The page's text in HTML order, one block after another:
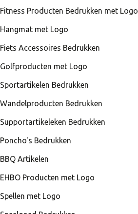
Fitness Producten Bedrukken met Logo
Hangmat met Logo
Fiets Accessoires Bedrukken
Golfproducten met Logo
Sportartikelen Bedrukken
Wandelproducten Bedrukken
Supportartikeleken Bedrukken
Poncho's Bedrukken
BBQ Artikelen
EHBO Producten met Logo
Spellen met Logo